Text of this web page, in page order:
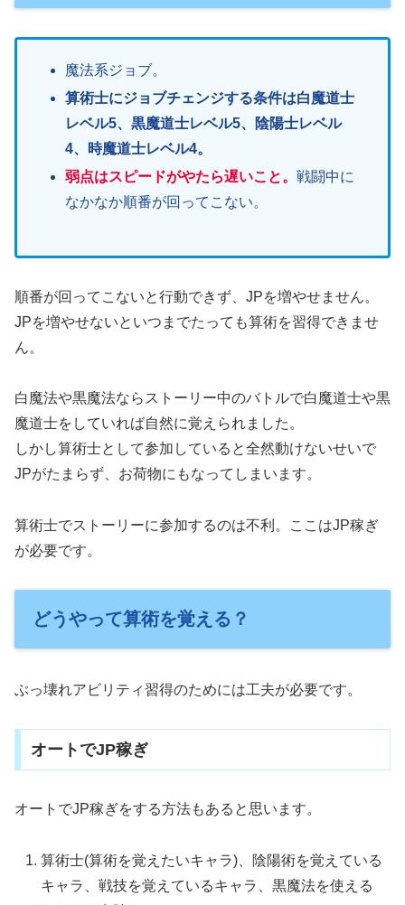
魔法系ジョブ。
算術士にジョブチェンジする条件は白魔道士
レベル5、黒魔道士レベル5、陰陽士レベル
4、時魔道士レベル4。
弱点はスピードがやたら遅いこと。戦闘中に
なかなか順番が回ってこない。
順番が回ってこないと行動できず、JPを増やせません。
JPを増やせないといつまでたっても算術を習得できませ
ん。
白魔法や黒魔法ならストーリー中のバトルで白魔道士や黒
魔道士をしていれば自然に覚えられました。
しかし算術士として参加していると全然動けないせいで
JPがたまらず、お荷物にもなってしまいます。
算術士でストーリーに参加するのは不利。ここはJP稼ぎ
が必要です。
どうやって算術を覚える？
ぶっ壊れアビリティ習得のためには工夫が必要です。
オートでJP稼ぎ
オートでJP稼ぎをする方法もあると思います。
算術士(算術を覚えたいキャラ)、陰陽術を覚えている
キャラ、戦技を覚えているキャラ、黒魔法を使える